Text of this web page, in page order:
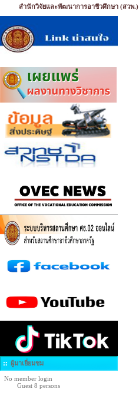
สำนักวิจัยและพัฒนาการอาชีวศึกษา (สวพ.)
ผู้มาเยี่ยมชม
No member login
Guest 8 persons